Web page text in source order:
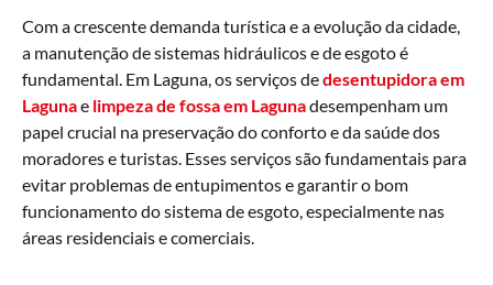
Com a crescente demanda turística e a evolução da cidade,
a manutenção de sistemas hidráulicos e de esgoto é
fundamental. Em Laguna, os serviços dedesentupidora em
Lagunae limpeza de fossaem Lagunadesempenham um
papel crucial na preservação do conforto e da saúde dos
moradores e turistas. Esses serviços são fundamentais para
evitar problemas de entupimentos e garantir o bom
funcionamento do sistema de esgoto, especialmente nas
áreas residenciais e comerciais.